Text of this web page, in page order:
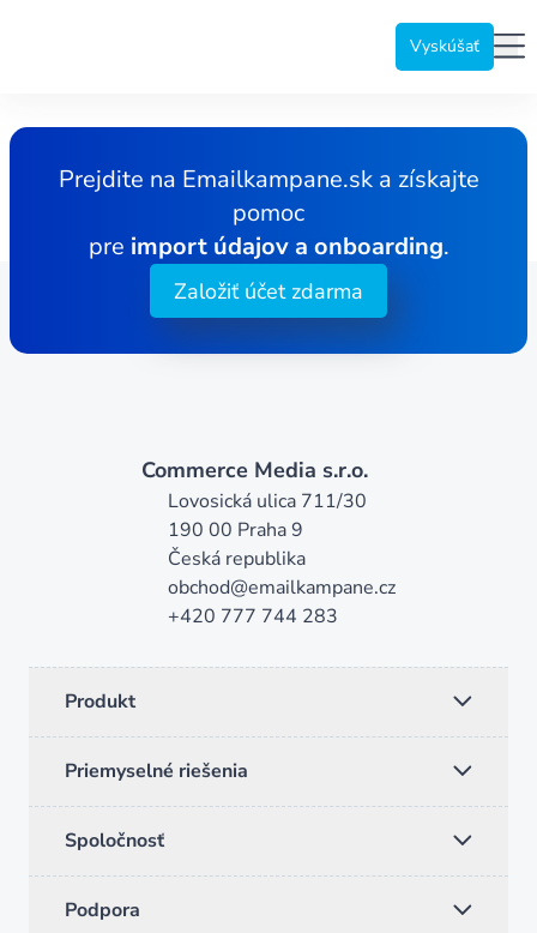
Vyskúšať
Prejdite na Emailkampane.sk a získajte
pomoc
pre import údajov a onboarding.
Založiť účet zdarma
Commerce Media s.r.o.
Lovosická ulica 711/30
190 00 Praha 9
Česká republika
obchod@emailkampane.cz
+420 777 744 283
Produkt
Priemyselné riešenia
Spoločnosť
Podpora